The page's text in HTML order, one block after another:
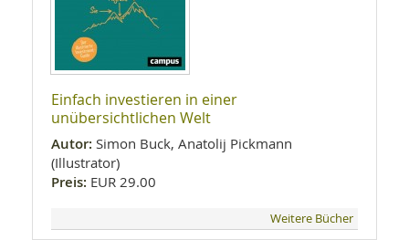
Einfach investieren in einer
unübersichtlichen Welt
Autor: Simon Buck, Anatolij Pickmann
(Illustrator)
Preis: EUR 29.00
Weitere Bücher